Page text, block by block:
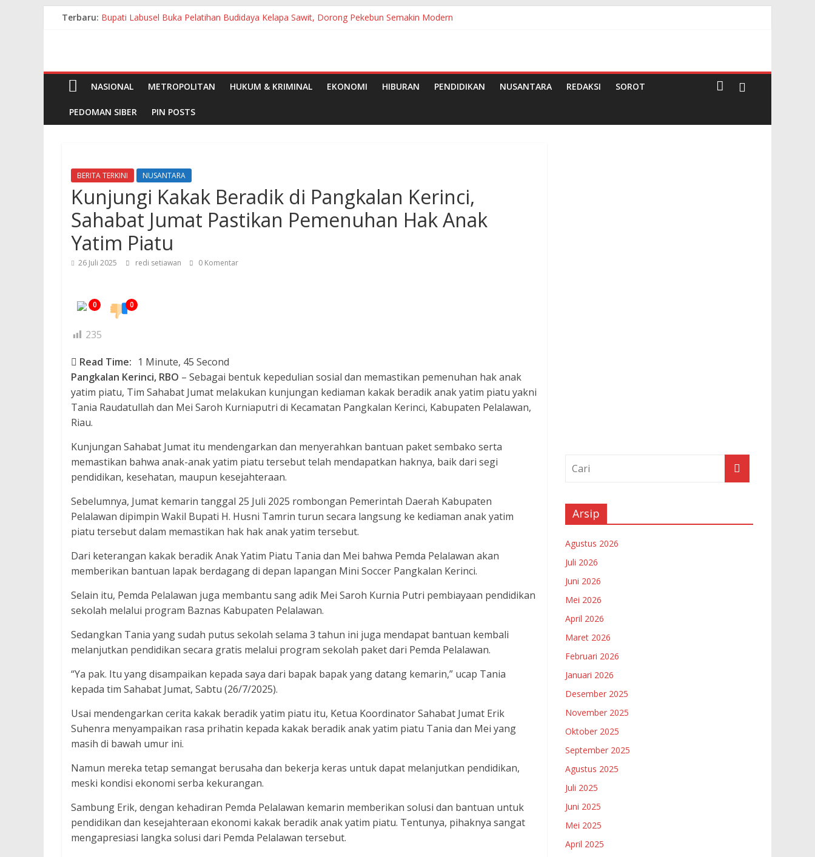
Terbaru: Bupati Labusel Buka Pelatihan Budidaya Kelapa Sawit, Dorong Pekebun Semakin Modern
Bupati Labusel Hadiri Penutupan PRSU Ke-50 Tahun 2026 di Medan
NASIONAL
METROPOLITAN HUKUM & KRIMINAL EKONOMI HIBURAN PENDIDIKAN NUSANTARA REDAKSI SOROT
PEDOMAN SIBER PIN POSTS
BERITA TERKINI NUSANTARA
Kunjungi Kakak Beradik di Pangkalan Kerinci,
Sahabat Jumat Pastikan Pemenuhan Hak Anak
Yatim Piatu
26 Juli 2025 redi setiawan 0 Komentar
0 0
235
Read Time: 1 Minute, 45 Second
Pangkalan Kerinci, RBO – Sebagai bentuk kepedulian sosial dan memastikan pemenuhan hak anak
yatim piatu, Tim Sahabat Jumat melakukan kunjungan kediaman kakak beradik anak yatim piatu yakni
Tania Raudatullah dan Mei Saroh Kurniaputri di Kecamatan Pangkalan Kerinci, Kabupaten Pelalawan,
Riau.
Kunjungan Sahabat Jumat itu mendengarkan dan menyerahkan bantuan paket sembako serta
memastikan bahwa anak-anak yatim piatu tersebut telah mendapatkan haknya, baik dari segi
pendidikan, kesehatan, maupun kesejahteraan.
Sebelumnya, Jumat kemarin tanggal 25 Juli 2025 rombongan Pemerintah Daerah Kabupaten
Pelalawan dipimpin Wakil Bupati H. Husni Tamrin turun secara langsung ke kediaman anak yatim
piatu tersebut dalam memastikan hak hak anak yatim tersebut.
Dari keterangan kakak beradik Anak Yatim Piatu Tania dan Mei bahwa Pemda Pelalawan akan
memberikan bantuan lapak berdagang di depan lapangan Mini Soccer Pangkalan Kerinci.
Selain itu, Pemda Pelalawan juga membantu sang adik Mei Saroh Kurnia Putri pembiayaan pendidikan
sekolah melalui program Baznas Kabupaten Pelalawan.
Sedangkan Tania yang sudah putus sekolah selama 3 tahun ini juga mendapat bantuan kembali
melanjutkan pendidikan secara gratis melalui program sekolah paket dari Pemda Pelalawan.
“Ya pak. Itu yang disampaikan kepada saya dari bapak bapak yang datang kemarin,” ucap Tania
kepada tim Sahabat Jumat, Sabtu (26/7/2025).
Usai mendengarkan cerita kakak beradik yatim piatu itu, Ketua Koordinator Sahabat Jumat Erik
Suhenra menyampaikan rasa prihatin kepada kakak beradik anak yatim piatu Tania dan Mei yang
masih di bawah umur ini.
Namun mereka tetap semangat berusaha dan bekerja keras untuk dapat melanjutkan pendidikan,
meski kondisi ekonomi serba kekurangan.
Sambung Erik, dengan kehadiran Pemda Pelalawan kemarin memberikan solusi dan bantuan untuk
pendidikan dan kesejahteraan ekonomi kakak beradik anak yatim piatu. Tentunya, pihaknya sangat
mengapresiasi langka solusi dari Pemda Pelalawan tersebut.
Arsip
Agustus 2026
Juli 2026
Juni 2026
Mei 2026
April 2026
Maret 2026
Februari 2026
Januari 2026
Desember 2025
November 2025
Oktober 2025
September 2025
Agustus 2025
Juli 2025
Juni 2025
Mei 2025
April 2025